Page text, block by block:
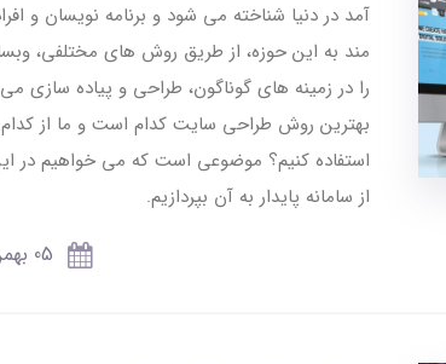
آمد در دنیا شناخته می شود و برنامه نویسان و
مند به این حوزه، از طریق روش های مختلفی،
را در زمینه های گوناگون، طراحی و پیاده سازی
بهترین روش طراحی سایت کدام است و ما از
استفاده کنیم؟ موضوعی است که می خواهیم در
از سامانه پایدار به آن بپردازیم.
05 بهمن 1400